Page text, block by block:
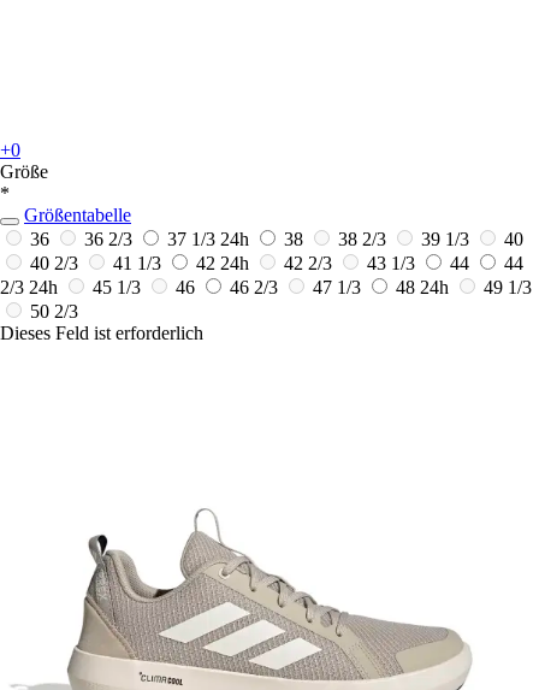
+0
Größe
*
Größentabelle
36
36 2/3 37 1/3 24h 38 38 2/3 39 1/3
40
40 2/3
41 1/3 42 24h 42 2/3 43 1/3 44
44
2/3 24h 45 1/3 46 46 2/3 47 1/3 48 24h
49 1/3
50 2/3
Dieses Feld ist erforderlich